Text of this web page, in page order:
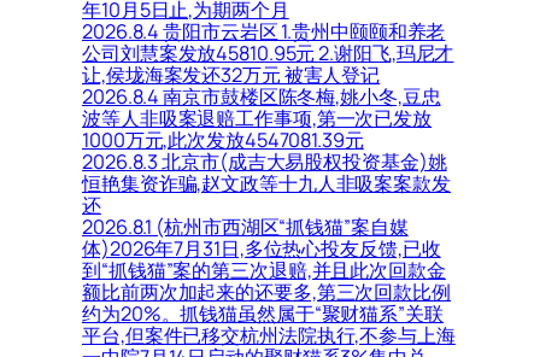
年10月5日止,为期两个月
2026.8.4 贵阳市云岩区 1.贵州中颐颐和养老
公司刘慧案发放45810.95元 2.谢阳飞,玛尼才
让,侯垅海案发还32万元 被害人登记
2026.8.4 南京市鼓楼区陈冬梅,姚小冬,豆忠
波等人非吸案退赔工作事项,第一次已发放
1000万元,此次发放4547081.39元
2026.8.3 北京市(成吉大易股权投资基金)姚
恒艳集资诈骗,赵文政等十九人非吸案案款发
还
2026.8.1 (杭州市西湖区“抓钱猫”案自媒
体)2026年7月31日,多位热心投友反馈,已收
到“抓钱猫”案的第三次退赔,并且此次回款金
额比前两次加起来的还要多,第三次回款比例
约为20%。抓钱猫虽然属于“聚财猫系”关联
平台,但案件已移交杭州法院执行,不参与上海